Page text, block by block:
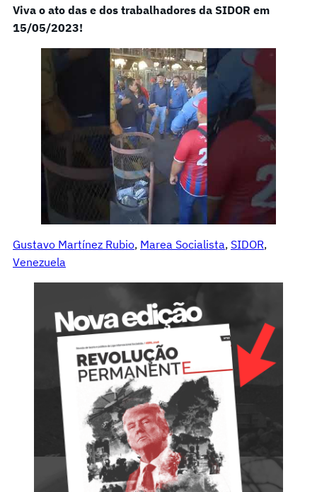
Viva o ato das e dos trabalhadores da SIDOR em
15/05/2023!
Gustavo Martínez Rubio, Marea Socialista, SIDOR
Venezuela